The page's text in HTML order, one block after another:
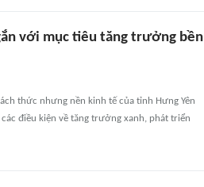
với mục tiêu tăng trưởng bền
thức nhưng nền kinh tế của tỉnh Hưng Yên
điều kiện về tăng trưởng xanh, phát triển